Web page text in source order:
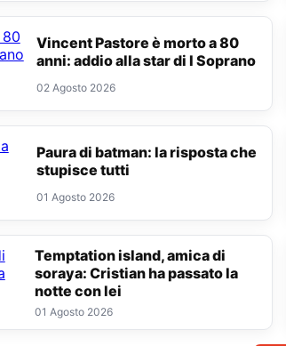
Vincent Pastore è morto a 80
anni: addio alla star di I Soprano
02 Agosto 2026
Paura di batman: la risposta che
stupisce tutti
01 Agosto 2026
Temptation island, amica di
soraya: Cristian ha passato la
notte con lei
01 Agosto 2026